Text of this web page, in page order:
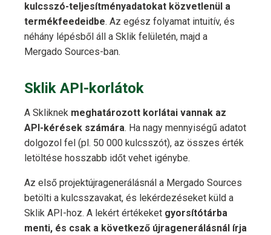
kulcsszó-teljesítményadatokat közvetlenül a
termékfeedeidbe. Az egész folyamat intuitív, és
néhány lépésből áll a Sklik felületén, majd a
Mergado Sources-ban.
Sklik API-korlátok
A Skliknek meghatározott korlátai vannak az
API-kérések számára. Ha nagy mennyiségű adatot
dolgozol fel (pl. 50 000 kulcsszót), az összes érték
letöltése hosszabb időt vehet igénybe.
Az első projektújragenerálásnál a Mergado Sources
betölti a kulcsszavakat, és lekérdezéseket küld a
Sklik API-hoz. A lekért értékeket gyorsítótárba
menti, és csak a következő újragenerálásnál írja